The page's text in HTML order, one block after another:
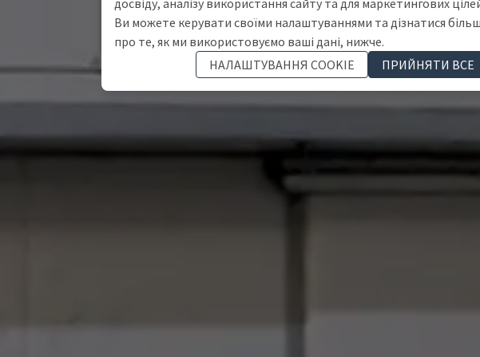
досвіду, аналізу використання сайту та для маркетингових
Ви можете керувати своїми налаштуваннями та дізнатися
про те, як ми використовуємо ваші дані, нижче.
НАЛАШТУВАННЯ COOKIE
ПРИЙНЯТИ ВСЕ